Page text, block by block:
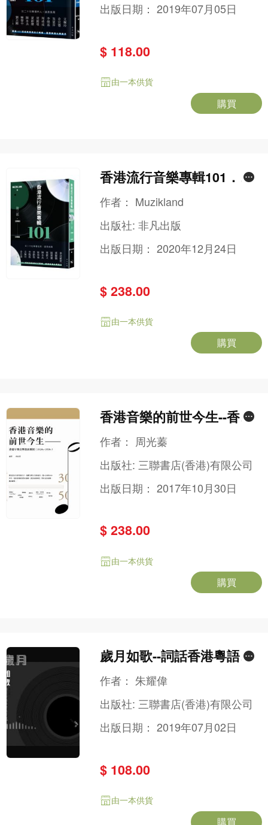
出版日期：2019年07月05日
$ 118.00
由一本供貨
購買
香港流行音樂專輯101．第
三部（1990-1999）（連音
樂CD）
作者： Muzikland
出版社:非凡出版
出版日期：2020年12月24日
$ 238.00
由一本供貨
購買
香港音樂的前世今生--香港
早期音樂發展歷程（1930s-
1950s）
作者： 周光蓁
出版社: 三聯書店(香港)有限公司
出版日期：2017年10月30日
$ 238.00
由一本供貨
購買
歲月如歌--詞話香港粵語流
行曲（增訂版）
作者： 朱耀偉
出版社:三聯書店(香港)有限公司
出版日期：2019年07月02日
$ 108.00
由一本供貨
購買